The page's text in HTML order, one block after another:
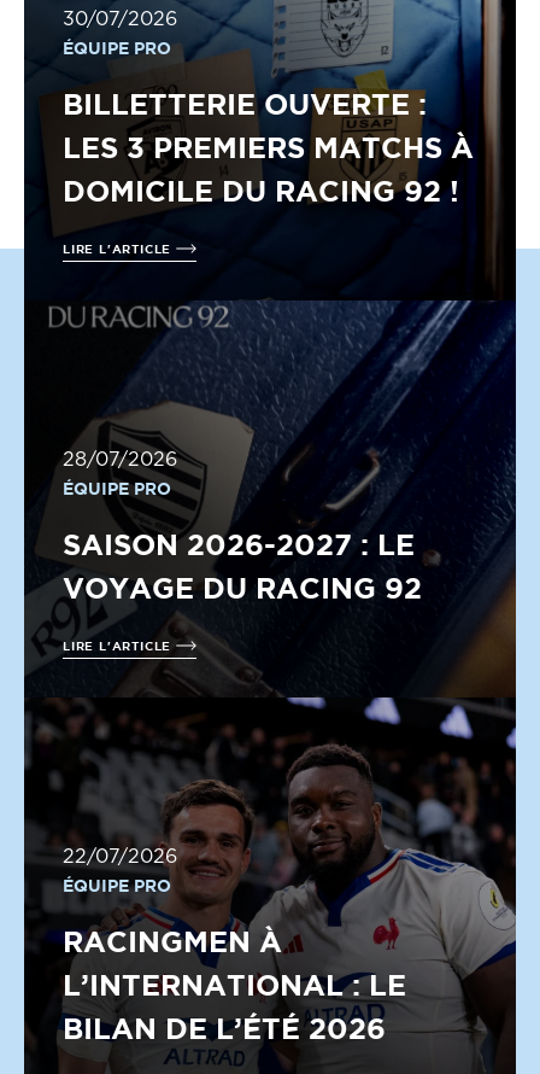
30/07/2026
ÉQUIPE PRO
BILLETTERIE OUVERTE :
LES 3 PREMIERS MATCHS À
DOMICILE DU RACING 92 !
LIRE L'ARTICLE
28/07/2026
ÉQUIPE PRO
SAISON 2026-2027 : LE
VOYAGE DU RACING 92
LIRE L'ARTICLE
22/07/2026
ÉQUIPE PRO
RACINGMEN À
L’INTERNATIONAL : LE
BILAN DE L’ÉTÉ 2026